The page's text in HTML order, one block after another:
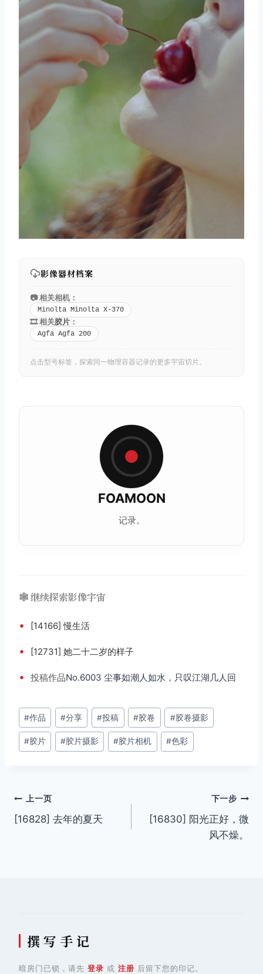
影像器材档案
📷 相关相机：
Minolta Minolta X-370
🎞️ 相关胶片 ：
Agfa Agfa 200
点击型号标签，探索同一物理容器记录的更多宇宙切片。
FOAMOON
记录。
🕸️ 继续探索影像宇宙
• [14166] 慢生活
• [12731] 她二十二岁的样子
• 投稿作品No.6003 尘事如潮人如水，只叹江湖几人回
文
章
标
#作品 #分享 #投稿 #胶卷 #胶卷摄影
#胶片 #胶片摄影 #胶片相机 #色彩
文
章
上一页
[16828] 去年的夏天
下一步
[16830] 阳光正好，微
风不燥。
撰 写 手 记
暗房门已锁，请先 登录 或 注册 后留下您的印记。